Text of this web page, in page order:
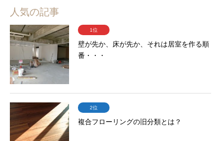
人気の記事
1位
壁が先か、床が先か、それは居室を作る順
番・・・
2位
複合フローリングの旧分類とは？